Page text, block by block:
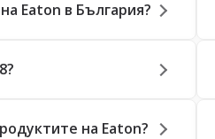
Eaton в България?
на Eaton?